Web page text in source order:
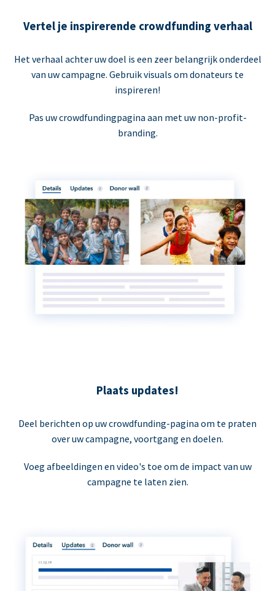
Vertel je inspirerende crowdfunding verhaal
Het verhaal achter uw doel is een zeer belangrijk onderdeel
van uw campagne. Gebruik visuals om donateurs te
inspireren!
Pas uw crowdfundingpagina aan met uw non-profit-
branding.
Plaats updates!
Deel berichten op uw crowdfunding-pagina om te praten
over uw campagne, voortgang en doelen.
Voeg afbeeldingen en video's toe om de impact van uw
campagne te laten zien.